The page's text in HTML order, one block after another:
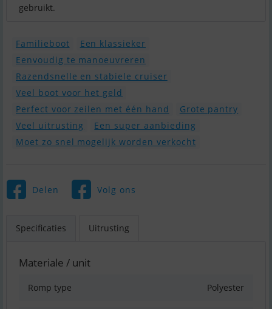
gebruikt.
Familieboot
Een klassieker
Eenvoudig te manoeuvreren
Razendsnelle en stabiele cruiser
Veel boot voor het geld
Perfect voor zeilen met één hand
Grote pantry
Veel uitrusting
Een super aanbieding
Moet zo snel mogelijk worden verkocht
Delen Volg ons
Specificaties Uitrusting
Materiale / unit
Romp type Polyester